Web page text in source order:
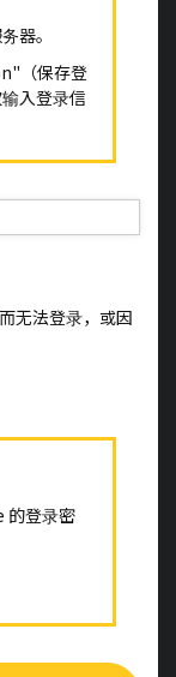
器。
（保存登
入登录信
无法登录，或因
的登录密